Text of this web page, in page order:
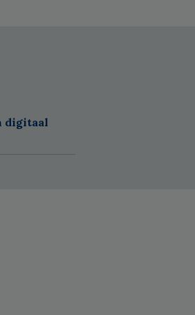
digitaal